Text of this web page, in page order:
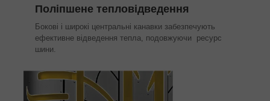
Поліпшене тепловідведення
Бокові і широкі центральні канавки забезпечують
ефективне відведення тепла, подовжуючи ресурс
шини.